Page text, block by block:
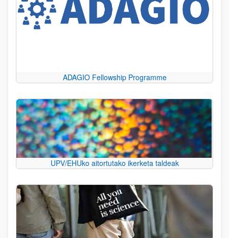
ADAGIO Fellowship Programme
UPV/EHUko aitortutako ikerketa taldeak